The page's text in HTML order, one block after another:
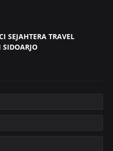
SEJAHTERA TRAVEL